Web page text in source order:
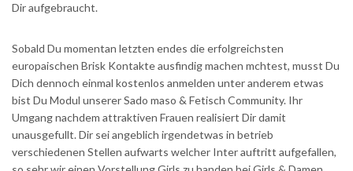
Dir aufgebraucht.
Sobald Du momentan letzten endes die erfolgreichsten
europaischen Brisk Kontakte ausfindig machen mchtest, musst Du
Dich dennoch einmal kostenlos anmelden unter anderem etwas
bist Du Modul unserer Sado maso & Fetisch Community. Ihr
Umgang nachdem attraktiven Frauen realisiert Dir damit
unausgefullt. Dir sei angeblich irgendetwas in betrieb
verschiedenen Stellen aufwarts welcher Inter auftritt aufgefallen,